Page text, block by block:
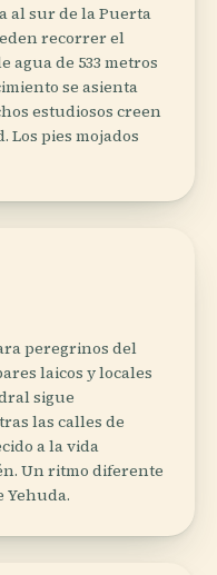
al sur de la Puerta
recorrer el
agua de 533 metros
se asienta
estudiosos creen
Los pies mojados
peregrinos del
laicos y locales
sigue
las calles de
a la vida
Un ritmo diferente
Yehuda.